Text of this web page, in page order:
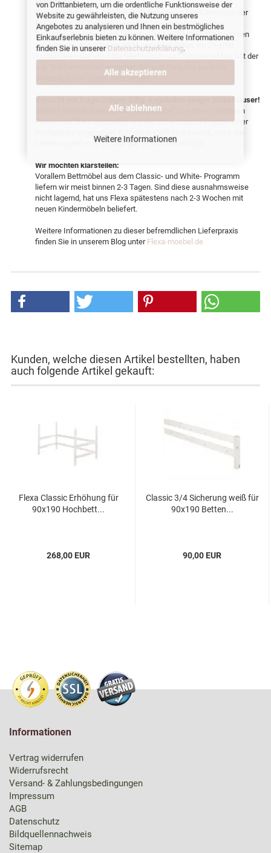
von Drittanbietern, um die ordentliche Funktionsweise der
Website zu gewährleisten, die Nutzung unseres
Angebotes zu analysieren und Ihnen ein bestmögliches
Einkaufserlebnis bieten zu können. Weitere Informationen
finden Sie in unserer Datenschutzerklärung.
Alle akzeptieren
Alle ablehnen
Weitere Informationen
Dieser Artikel kann problemlos mit weiteren Produkten aus der
FLEXA Classic-Kollektion ergänzt bzw. erweitert werden.
Beachten Sie bitte, dass Teile aus anderen Möbel Programmen
mit wenigen Ausnahmen nicht passen werden. Im Zweifel
kontaktieren Sie uns bitte telefonisch, via Chat oder eMail. Mit der
o.g. Telefonnummer erreichen Sie uns übrigens auch via
WhatsApp und Signal-Messenger.
Vorsicht vor fragwürdigen Billig-Angeboten einiger Möbelhäuser!
Diverse Möbelhäuser bieten Flexa-Möbel zu extrem günstigen
Preisen an. Die Lieferzeiten werden oft erst nach Angabe einer
Lieferung erst in 8, 12 oder gar 16 Wochen erfolgt.
Wir möchten klarstellen:
Vorallem Bettmöbel aus dem Classic- und White- Programm
liefern wir meist binnen 2-3 Tagen. Sind diese ausnahmsweise
nicht lagernd, hat uns Flexa spätestens nach 2-3 Wochen mit
neuen Kindermöbeln beliefert.
Weitere Informationen zu dieser befremdlichen Lieferpraxis
finden Sie in unserem Blog unter Flexa-moebel.de
Kunden, welche diesen Artikel bestellten, haben
auch folgende Artikel gekauft:
Flexa Classic Erhöhung für
90x190 Hochbett...
268,00 EUR
Classic 3/4 Sicherung weiß für
90x190 Betten...
90,00 EUR
Informationen
Vertrag widerrufen
Widerrufsrecht
Versand- & Zahlungsbedingungen
Impressum
AGB
Datenschutz
Bildquellennachweis
Sitemap